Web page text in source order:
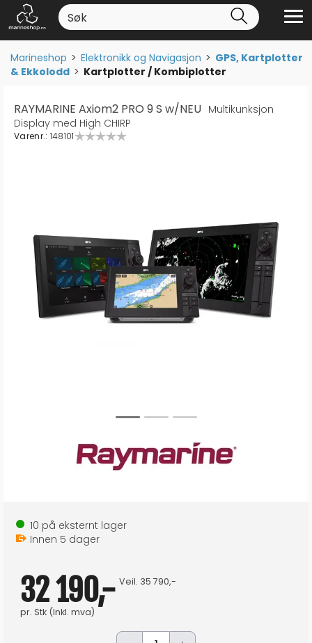
Marineshop>Elektronikk og Navigasjon>GPS, Kartplotter
& Ekkolodd>Kartplotter / Kombiplotter
RAYMARINE Axiom2 PRO 9 S w/NEU Multikunksjon
Display med High CHIRP
Varenr.: 148101
10 på eksternt lager
Innen 5 dager
32 190,-
pr. Stk (Inkl. mva)
Veil. 35 790,-